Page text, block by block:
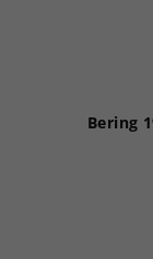
Bering